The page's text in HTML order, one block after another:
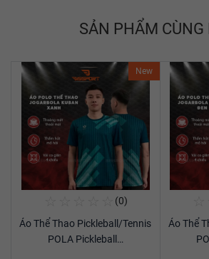
SẢN PHẨM CÙNG
New
(0)
Áo Thể Thao Pickleball/Tennis
POLA Pickleball…
Áo Thể